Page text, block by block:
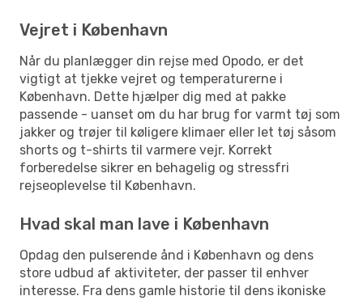
Vejret i København
Når du planlægger din rejse med Opodo, er det
vigtigt at tjekke vejret og temperaturerne i
København. Dette hjælper dig med at pakke
passende - uanset om du har brug for varmt tøj som
jakker og trøjer til køligere klimaer eller let tøj såsom
shorts og t-shirts til varmere vejr. Korrekt
forberedelse sikrer en behagelig og stressfri
rejseoplevelse til København.
Hvad skal man lave i København
Opdag den pulserende ånd i København og dens
store udbud af aktiviteter, der passer til enhver
interesse. Fra dens gamle historie til dens ikoniske